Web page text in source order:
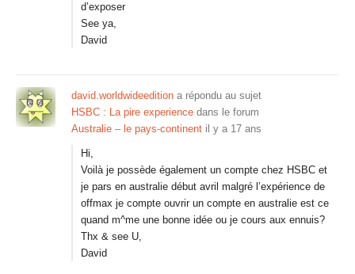
d’exposer
See ya,
David
david.worldwideedition a répondu au sujet
HSBC : La pire experience dans le forum
Australie – le pays-continent il y a 17 ans
Hi,
Voilà je possède également un compte chez HSBC et
je pars en australie début avril malgré l’expérience de
offmax je compte ouvrir un compte en australie est ce
quand m^me une bonne idée ou je cours aux ennuis?
Thx & see U,
David